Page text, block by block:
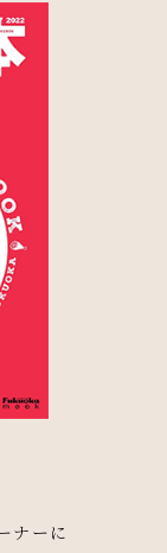
ナーに